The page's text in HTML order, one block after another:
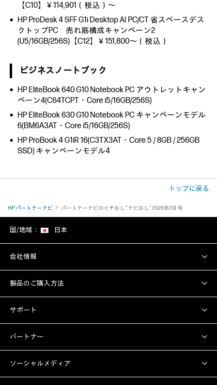
【C10】￥114,901（税込）～
HP ProDesk 4 SFF G1i Desktop AI PC/CT 省スペースデス
クトップPC 売れ筋構成キャンペーン2
(U5/16GB/256S)【C12】￥151,800～（税込）
ビジネスノートブック
HP EliteBook 640 G10 Notebook PC アウトレットキャン
ペーン4(C64TCPT・Core i5/16GB/256S)
HP EliteBook 630 G10 Notebook PC キャンペーンモデル
6(BM6A3AT・Core i5/16GB/256S)
HP ProBook 4 G1iR 16(C3TX3AT・Core 5 / 8GB / 256GB
SSD) キャンペーンモデル4
トップに戻る
HP パートナーナビ パートナーナビのイチおし “ナビおし” 2026年2月号
国/地域： 日本
会社情報
製品のご購入方法
サポート
パートナー
ソーシャルメディア